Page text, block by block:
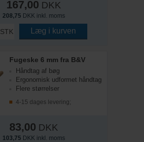
167,00 DKK
208,75 DKK inkl. moms
STK Læg i kurven
Fugeske 6 mm fra B&V
Håndtag af bøg
Ergonomisk udformet håndtag
Flere størrelser
4-15 dages levering;
83,00 DKK
103,75 DKK inkl. moms